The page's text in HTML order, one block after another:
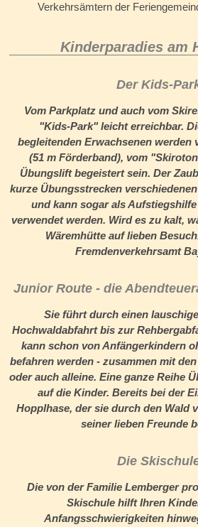
Verkehrsämtern der
Kinderparadies am
Der Kids-
Vom Parkplatz und auch vom
"Kids-Park" leicht erreichbar.
begleitenden Erwachsenen werden
(51 m Förderband), vom
Übungslift begeistert sein. Der
kurze Übungsstrecken
und kann sogar als
verwendet werden. Wird es zu kalt,
Wäremhütte auf lieben
Fremdenverkehrsamt
Junior Route - die
Sie führt durch einen
Hochwaldabfahrt bis zur
kann schon von Anfängerkindern
befahren werden - zusammen mit
oder auch alleine. Eine ganze Reihe
auf die Kinder. Bereits bei der
Hopplhase, der sie durch den Wald
seiner lieben Freunde
Die
Die von der Familie Lemberger
Skischule hilft Ihren
Anfangsschwierigkeiten